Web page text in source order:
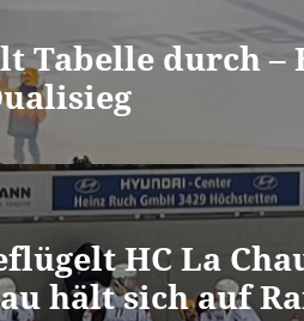
Tabelle durch –
HC La
hält sich auf